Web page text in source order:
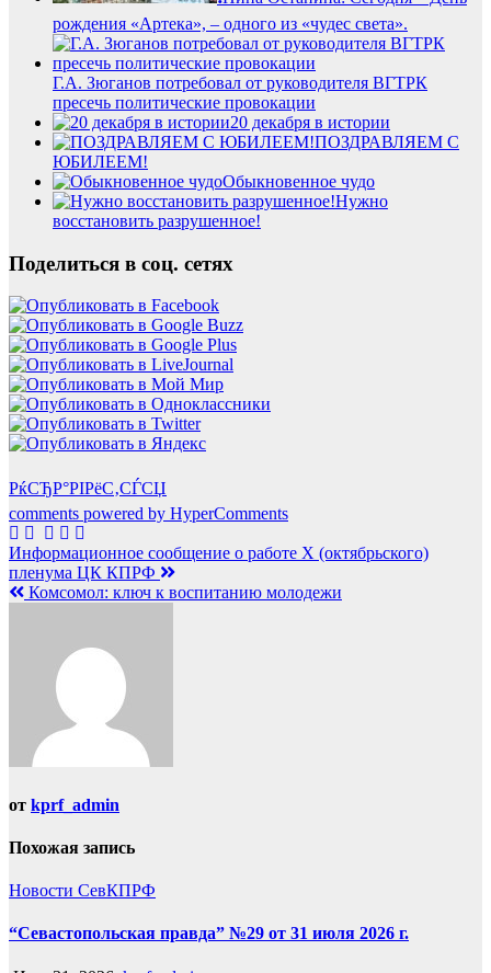
рождения «Артека», – одного из «чудес света».
Г.А. Зюганов потребовал от руководителя ВГТРК
пресечь политические провокации
20 декабря в истории
ПОЗДРАВЛЯЕМ С
ЮБИЛЕЕМ!
Обыкновенное чудо
Нужно
восстановить разрушенное!
Поделиться в соц. сетях
РќСЂР°РІРёС‚СЃСЏ
comments powered by HyperComments
Навигация
по
Информационное сообщение о работе Х (октябрьского)
пленума ЦК КПРФ
Комсомол: ключ к воспитанию молодежи
от kprf_admin
Похожая запись
Новости СевКПРФ
“Севастопольская правда” №29 от 31 июля 2026 г.